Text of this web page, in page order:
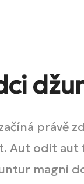
právě
Aut odit aut
magni